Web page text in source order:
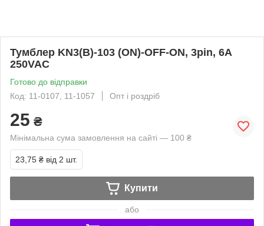
Тумблер KN3(B)-103 (ON)-OFF-ON, 3pin, 6A
250VAC
Готово до відправки
Код: 11-0107, 11-1057
Опт і роздріб
25 ₴
Мінімальна сума замовлення на сайті — 100 ₴
23,75 ₴ від 2 шт.
Купити
або